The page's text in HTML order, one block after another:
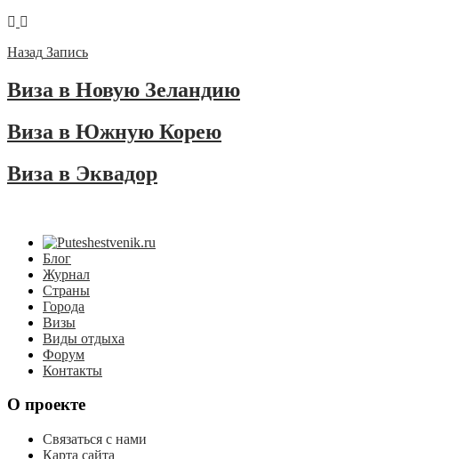
Назад Запись
Виза в Новую Зеландию
Виза в Южную Корею
Виза в Эквадор
Блог
Журнал
Страны
Города
Визы
Виды отдыха
Форум
Контакты
О проекте
Связаться с нами
Карта сайта